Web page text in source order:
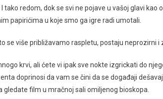
tako redom, dok se svi ne pojave u vašoj glavi kao
papirićima u koje smo ga igre radi umotali.
se više približavamo raspletu, postaju neprozirni i
krvi, ali ćete vi ipak sve nokte izgrickati do
doprinosi da vam se čini da se događaji
gledate film u mračnoj sali omiljenog bioskopa.